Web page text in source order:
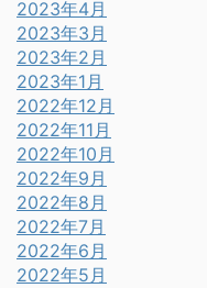
2023年4月
2023年3月
2023年2月
2023年1月
2022年12月
2022年11月
2022年10月
2022年9月
2022年8月
2022年7月
2022年6月
2022年5月